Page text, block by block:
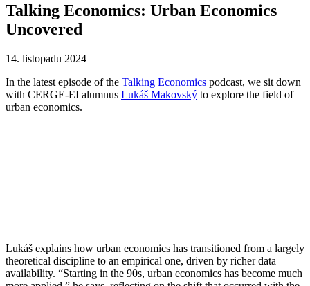
Talking Economics: Urban Economics
Uncovered
14. listopadu 2024
In the latest episode of the Talking Economics podcast, we sit down
with CERGE-EI alumnus Lukáš Makovský to explore the field of
urban economics.
Lukáš explains how urban economics has transitioned from a largely
theoretical discipline to an empirical one, driven by richer data
availability. “Starting in the 90s, urban economics has become much